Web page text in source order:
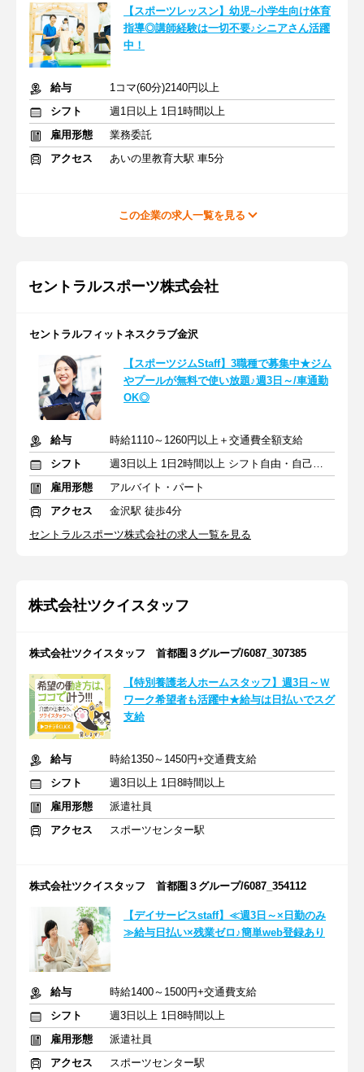
【スポーツレッスン】幼児~小学生向け体育
指導◎講師経験は一切不要♪シニアさん活躍
中！
給与
1コマ(60分)2140円以上
シフト
週1日以上 1日1時間以上
雇用形態
業務委託
アクセス
あいの里教育大駅 車5分
この企業の求人一覧を見る
セントラルスポーツ株式会社
セントラルフィットネスクラブ金沢
【スポーツジムStaff】3職種で募集中★ジム
やプールが無料で使い放題♪週3日～/車通勤
OK◎
給与
時給1110～1260円以上＋交通費全額支給
シフト
週3日以上 1日2時間以上 シフト自由・自己申告
雇用形態
アルバイト・パート
アクセス
金沢駅 徒歩4分
セントラルスポーツ株式会社の求人一覧を見る
株式会社ツクイスタッフ
株式会社ツクイスタッフ 首都圏３グループ/6087_307385
【特別養護老人ホームスタッフ】週3日～Ｗ
ワーク希望者も活躍中★給与は日払いでスグ
支給
給与
時給1350～1450円+交通費支給
シフト
週3日以上 1日8時間以上
雇用形態
派遣社員
アクセス
スポーツセンター駅
株式会社ツクイスタッフ 首都圏３グループ/6087_354112
【デイサービスstaff】≪週3日～×日勤のみ
≫給与日払い×残業ゼロ♪簡単web登録あり
給与
時給1400～1500円+交通費支給
シフト
週3日以上 1日8時間以上
雇用形態
派遣社員
アクセス
スポーツセンター駅